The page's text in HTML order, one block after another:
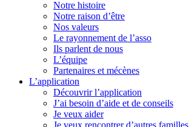
Notre histoire
Notre raison d’être
Nos valeurs
Le rayonnement de l’asso
Ils parlent de nous
L’équipe
Partenaires et mécènes
L’application
Découvrir l’application
J’ai besoin d’aide et de conseils
Je veux aider
Je veux rencontrer d’autres familles